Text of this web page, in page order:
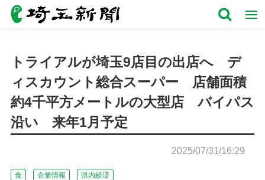
トライアルが埼玉9店目の出店へ デ
ィスカウント総合スーパー 店舗面積
約4千平方メートルの大型店 バイパス
沿い 来年1月予定
2025/07/31/16:29
食 企業情報 県内経済